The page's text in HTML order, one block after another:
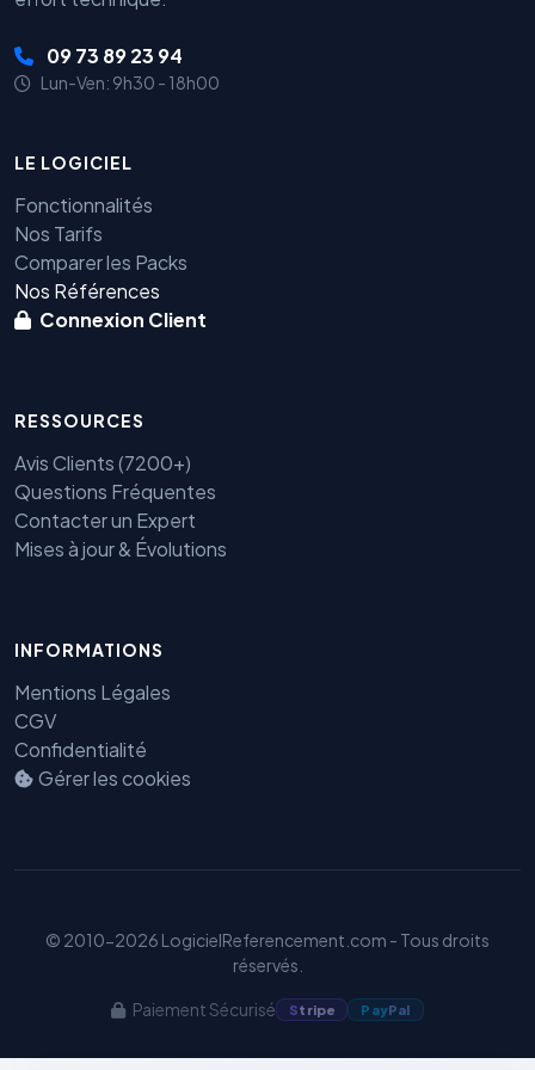
09 73 89 23 94
Lun-Ven: 9h30 - 18h00
LE LOGICIEL
Fonctionnalités
Nos Tarifs
Comparer les Packs
Nos Références
Connexion Client
RESSOURCES
Avis Clients (7200+)
Questions Fréquentes
Contacter un Expert
Mises à jour & Évolutions
INFORMATIONS
Mentions Légales
CGV
Confidentialité
Gérer les cookies
© 2010-2026 LogicielReferencement.com - Tous droits
réservés.
Paiement Sécurisé Stripe PayPal